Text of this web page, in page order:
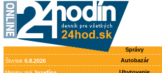
Správy
Štvrtok 6.8.2026 Autobazár